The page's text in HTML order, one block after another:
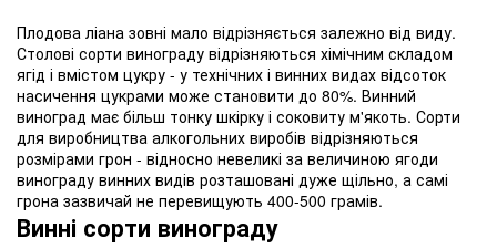
Плодова ліана зовні мало відрізняється залежно від виду.
Столові сорти винограду відрізняються хімічним складом
ягід і вмістом цукру - у технічних і винних видах відсоток
насичення цукрами може становити до 80%. Винний
виноград має більш тонку шкірку і соковиту м'якоть. Сорти
для виробництва алкогольних виробів відрізняються
розмірами грон - відносно невеликі за величиною ягоди
винограду винних видів розташовані дуже щільно, а самі
грона зазвичай не перевищують 400-500 грамів.
Винні сорти винограду